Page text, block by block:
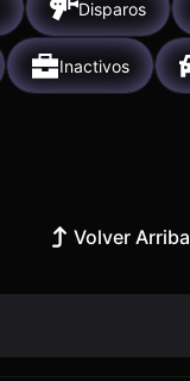
Disparos
Inactivos
Volver Arriba